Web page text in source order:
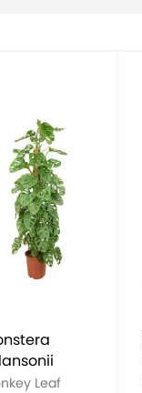
Leaf